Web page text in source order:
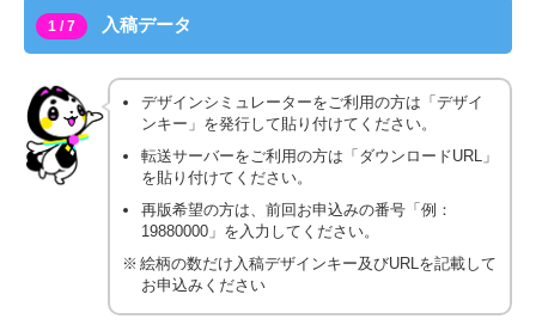
1 / 7 入稿データ
デザインシミュレーターをご利用の方は「デザイ
ンキー」を発行して貼り付けてください。
転送サーバーをご利用の方は「ダウンロードURL」
を貼り付けてください。
再版希望の方は、前回お申込みの番号「例：
19880000」を入力してください。
絵柄の数だけ入稿デザインキー及びURLを記載して
お申込みください